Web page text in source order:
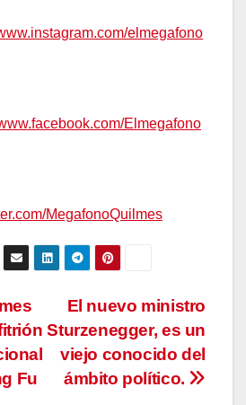
elmegafono
Elmegafono
MegafonoQuilmes
El nuevo ministro
Sturzenegger, es un
viejo conocido del
ámbito político.
Fu